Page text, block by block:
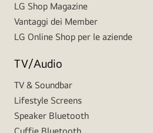
LG Shop Magazine
Vantaggi dei Member
LG Online Shop per le aziende
TV/Audio
TV & Soundbar
Lifestyle Screens
Speaker Bluetooth